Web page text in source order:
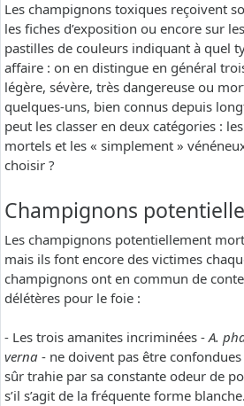
Les champignons toxiques reçoivent
les fiches d’exposition ou encore sur
pastilles de couleurs indiquant à quel
affaire : on en distingue en général
légère, sévère, très dangereuse ou
quelques-uns, bien connus depuis
peut les classer en deux catégories :
mortels et les « simplement »
choisir ?
Champignons
Les champignons potentiellement
mais ils font encore des victimes
champignons ont en commun de
délétères pour le foie :
- Les trois amanites incriminées -A.
verna - ne doivent pas être
sûr trahie par sa constante odeur de
s’il s’agit de la fréquente forme blanche.